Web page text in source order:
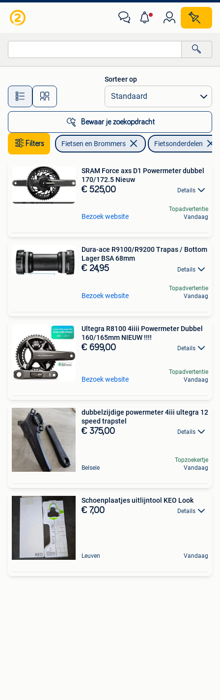
Alle afstanden…
Sorteer op
Bewaar je zoekopdracht
Filters Fietsen en Brommers Fietsonderdelen
SRAM Force axs D1 Powermeter dubbel
170/172.5 Nieuw
€ 525,00 Details
Bezoek website
Topadvertentie
Vandaag
Dura-ace R9100/R9200 Trapas / Bottom
Lager BSA 68mm
€ 24,95 Details
Bezoek website
Topadvertentie
Vandaag
Ultegra R8100 4iiii Powermeter Dubbel
160/165mm NIEUW !!!!
€ 699,00 Details
Bezoek website
Topadvertentie
Vandaag
dubbelzijdige powermeter 4iii ultegra 12
speed trapstel
€ 375,00 Details
Belsele
Topzoekertje
Vandaag
Schoenplaatjes uitlijntool KEO Look
€ 7,00 Details
Leuven Vandaag